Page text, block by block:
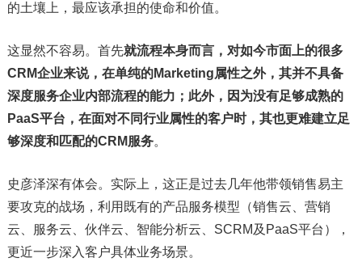
的土壤上，最应该承担的使命和价值。
这显然不容易。首先就流程本身而言，对如今市面上的很多
CRM企业来说，在单纯的Marketing属性之外，其并不具备
深度服务企业内部流程的能力；此外，因为没有足够成熟的
PaaS平台，在面对不同行业属性的客户时，其也更难建立足
够深度和匹配的CRM服务。
史彦泽深有体会。实际上，这正是过去几年他带领销售易主
要攻克的战场，利用既有的产品服务模型（销售云、营销
云、服务云、伙伴云、智能分析云、SCRM及PaaS平台），
更近一步深入客户具体业务场景。